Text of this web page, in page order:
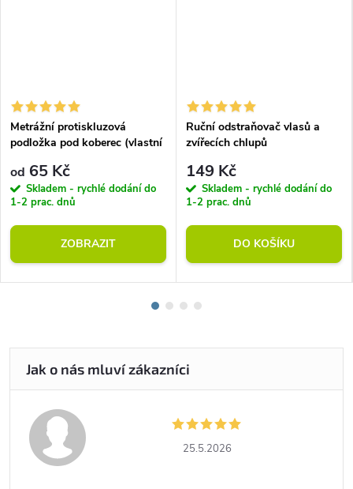
Metrážní protiskluzová
podložka pod koberec (vlastní
od 65 Kč
Skladem - rychlé dodání do
1-2 prac. dnů
ZOBRAZIT
Ruční odstraňovač vlasů a
zvířecích chlupů
149 Kč
Skladem - rychlé dodání do
1-2 prac. dnů
DO KOŠÍKU
25.5.2026